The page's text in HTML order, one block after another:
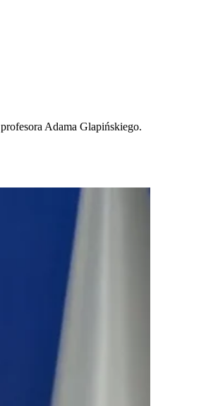
Adama Glapińskiego.